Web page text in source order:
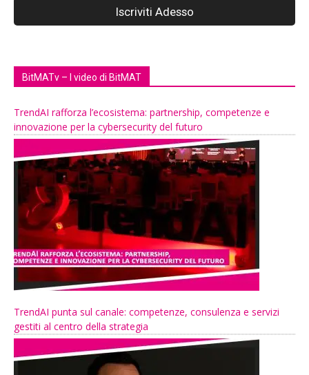
BitMATv – I video di BitMAT
TrendAI rafforza l’ecosistema: partnership, competenze e
innovazione per la cybersecurity del futuro
TrendAI punta sul canale: competenze, consulenza e servizi
gestiti al centro della strategia